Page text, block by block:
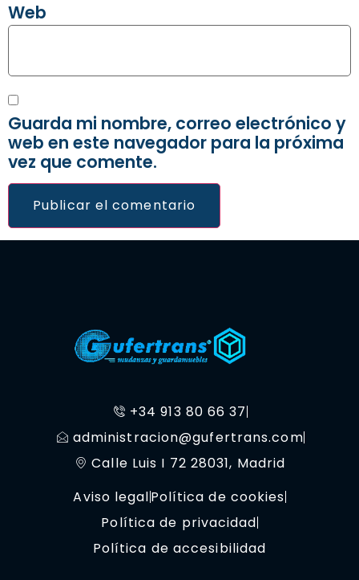
Web
Guarda mi nombre, correo electrónico y
web en este navegador para la próxima
vez que comente.
+34 913 80 66 37
administracion@gufertrans.com
Calle Luis I 72 28031, Madrid
Aviso legalPolítica de cookies
Política de privacidad
Política de accesibilidad